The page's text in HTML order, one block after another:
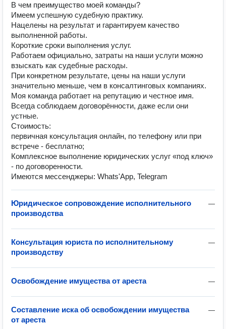
В чем преимущество моей команды?
Имеем успешную судебную практику.
Нацелены на результат и гарантируем качество
выполненной работы.
Короткие сроки выполнения услуг.
Работаем официально, затраты на наши услуги можно
взыскать как судебные расходы.
При конкретном результате, цены на наши услуги
значительно меньше, чем в консалтинговых компаниях.
Моя команда работает на репутацию и честное имя.
Всегда соблюдаем договорённости, даже если они
устные.
Стоимость:
первичная консультация онлайн, по телефону или при
встрече - бесплатно;
Комплексное выполнение юридических услуг «под ключ»
- по договоренности.
Имеются мессенджеры: Whats'App, Telegram
—
Юридическое сопровождение исполнительного
производства
—
Консультация юриста по исполнительному
производству
—
Освобождение имущества от ареста
—
Составление иска об освобождении имущества
от ареста